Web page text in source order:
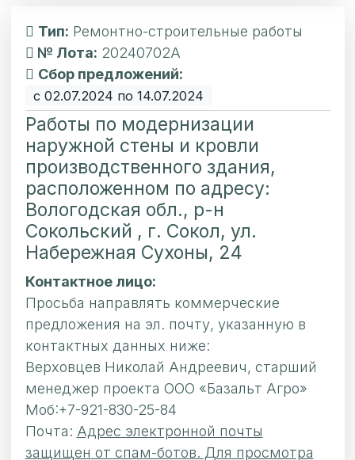
Тип: Ремонтно-строительные работы
№ Лота: 20240702А
Сбор предложений:
с 02.07.2024 по 14.07.2024
Работы по модернизации
наружной стены и кровли
производственного здания,
расположенном по адресу:
Вологодская обл., р-н
Сокольский , г. Сокол, ул.
Набережная Сухоны, 24
Контактное лицо:
Просьба направлять коммерческие
предложения на эл. почту, указанную в
контактных данных ниже:
Верховцев Николай Андреевич, старший
менеджер проекта ООО «Базальт Агро»
Моб:+7-921-830-25-84
Почта: Адрес электронной почты
защищен от спам-ботов. Для просмотра